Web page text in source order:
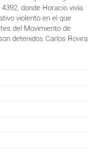
donde Horacio vivía
violento en el que
del Movimiento de
detenidos Carlos Rovira